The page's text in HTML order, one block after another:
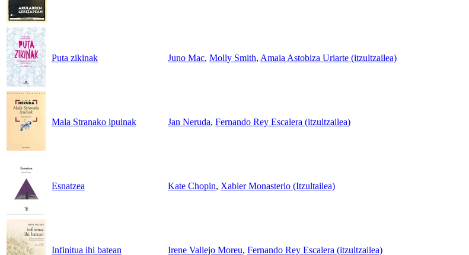
Puta zikinak Juno Mac, Molly Smith, Amaia Astobiza Uriarte (itzultzailea)
Mala Stranako ipuinak Jan Neruda, Fernando Rey Escalera (itzultzailea)
Esnatzea Kate Chopin, Xabier Monasterio (Itzultailea)
Infinitua ihi batean Irene Vallejo Moreu, Fernando Rey Escalera (itzultzailea)